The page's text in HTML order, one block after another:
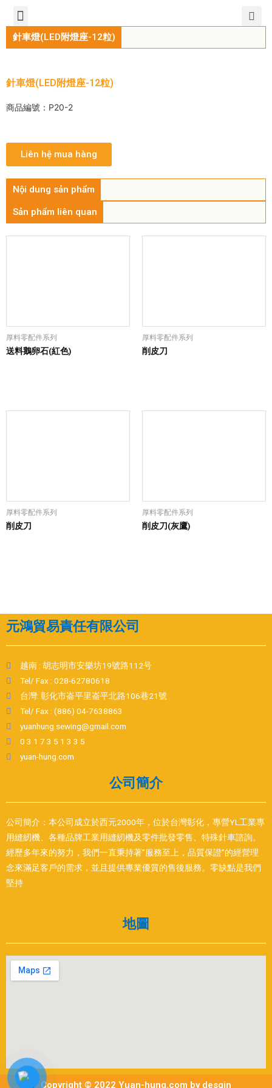
針車燈(LED附燈座-12粒)
針車燈(LED附燈座-12粒)
商品編號：P20-2
Liên hệ mua hàng
Nội dung sản phẩm
Sản phẩm liên quan
厚料零配件系列
送料鵝卵石(紅色)
厚料零配件系列
削皮刀
厚料零配件系列
削皮刀
厚料零配件系列
削皮刀(灰鷹)
元鴻貿易責任有限公司
越南 : 胡志明市安樂坊19號路112号
Tel/ Fax : 028-62780618
台灣: 彰化市崙平里崙平北路106巷21號
Tel/ Fax : (886) 04-7638863
yuanhung.sewing@gmail.com
0 3 1 7 3 5 1 3 3 5
yuan-hung.com
公司簡介
公司簡介：本公司成立於西元2000年，位於台灣彰化，專營YL工業專
用縫紉機、各種品牌工業用縫紉機及零件批發零售、特殊針車諮詢。
經歷多年來的努力，我們一直秉持著”服務至上，品質保證”的經營理
念來滿足客戶的需求，並且提供專業優質的售後服務。零缺點是我們
堅持
地圖
Copyright © 2022 Yuan-hung.com by desgin